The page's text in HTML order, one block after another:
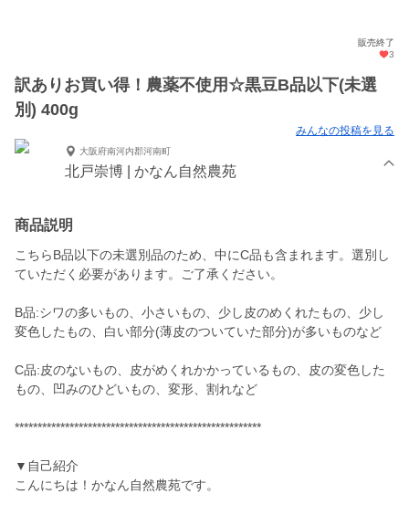
販売終了
3
訳ありお買い得！農薬不使用☆黒豆B品以下(未選
別) 400g
みんなの投稿を見る
大阪府南河内郡河南町
北戸崇博 | かなん自然農苑
商品説明
こちらB品以下の未選別品のため、中にC品も含まれます。選別し
ていただく必要があります。ご了承ください。
B品:シワの多いもの、小さいもの、少し皮のめくれたもの、少し
変色したもの、白い部分(薄皮のついていた部分)が多いものなど
C品:皮のないもの、皮がめくれかかっているもの、皮の変色した
もの、凹みのひどいもの、変形、割れなど
******************************************************
▼自己紹介
こんにちは！かなん自然農苑です。